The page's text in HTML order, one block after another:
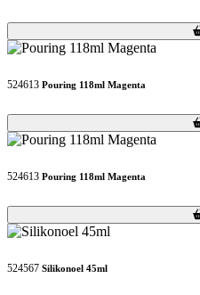
Loading...
Loading...
524613 Pouring 118ml Magenta
Loading...
Loading...
524613 Pouring 118ml Magenta
Loading...
Loading...
524567 Silikonoel 45ml